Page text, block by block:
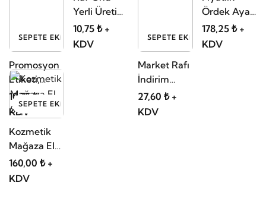
SEPETE EKLE
Promosyon
Etiketi,
Kırmızı
10,75 ₺ +
KDV
Yerli Üretim
Baskılı
Etiketi
10,75 ₺ +
KDV
SEPETE EKLE
Market Rafı
İndirim
Kulakçığı
27,60 ₺ +
KDV
Ördek Ayak
Plastik, A4
178,25 ₺ +
KDV
SEPETE EKLE
Kozmetik
Mağaza El
Sepeti 7 LT
160,00 ₺ +
KDV